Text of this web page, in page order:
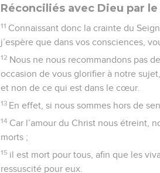
Réconciliés avec Dieu par
11 Connaissant donc la crainte du
j’espère que dans vos consciences,
12 Nous ne nous recommandons pas
occasion de vous glorifier à notre
et non de ce qui est dans le cœur.
13 En effet, si nous sommes hors de
14 Car l’amour du Christ nous étreint,
morts ;
15 il est mort pour tous, afin que les
ressuscité pour eux.